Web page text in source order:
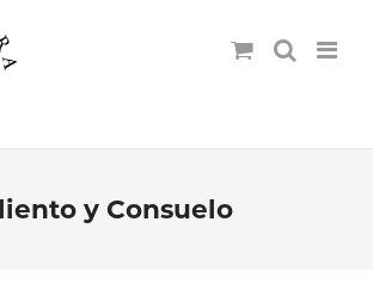
y Consuelo